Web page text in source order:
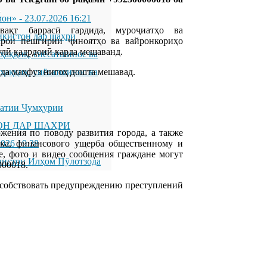
- 23.07.2026 16:21
дар шаҳри
сиёсатшинос ва
сиёсатшинос ва
Ҷумҳурии
ДАР ШАҲРИ
19:28
Илҳом Пӯлотзода
баррасӣ гардида, муроҷиатҳо ва
пешгирии ҷиноятҳо ва вайронкориҳо
қадрдонӣ карда мешаванд.
маҳфуз нигоҳ дошта мешавад.
по поводу развития города, а также
финансового ущерба общественному и
фото и видео сообщения граждане могут
предупреждению преступлений